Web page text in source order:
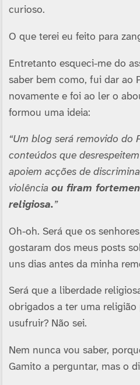
curioso.
O que terei eu feito para
Entretanto esqueci-me do
saber bem como, fui dar ao
novamente e foi ao ler o
formou uma ideia:
“Um blog será removido do
conteúdos que
apoiem acções de
violência ou firam
religiosa.”
Oh-oh. Será que os
gostaram dos meus posts
uns dias antes da minha
Será que a liberdade
obrigados a ter uma religião
usufruir? Não sei.
Nem nunca vou saber,
Gamito a perguntar, mas o